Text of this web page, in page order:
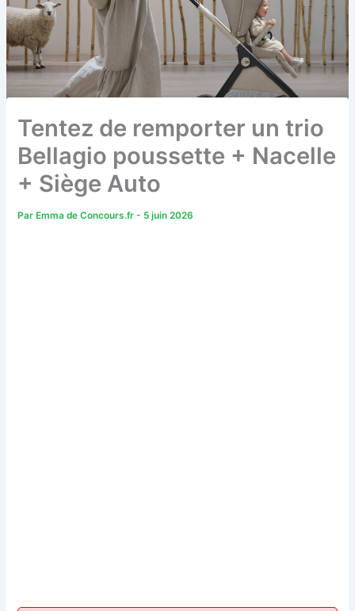
Tentez de remporter un trio
Bellagio poussette + Nacelle
+ Siège Auto
Par Emma de Concours.fr- 5 juin 2026